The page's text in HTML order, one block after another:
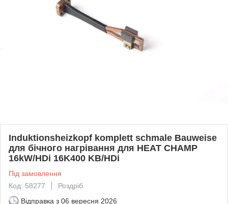
Induktionsheizkopf komplett schmale Bauweise
для бічного нагрівання для HEAT CHAMP
16kW/HDi 16K400 KB/HDi
Під замовлення
Код: 58277
Роздріб
Відправка з 06 вересня 2026